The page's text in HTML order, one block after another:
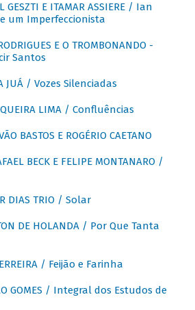
GESZTI E ITAMAR ASSIERE / Ian
um Imperfeccionista
E O TROMBONANDO -
Santos
JUÁ / Vozes Silenciadas
LIMA / Confluências
BASTOS E ROGÉRIO CAETANO
BECK E FELIPE MONTANARO /
DIAS TRIO / Solar
DE HOLANDA / Por Que Tanta
/ Feijão e Farinha
GOMES / Integral dos Estudos de